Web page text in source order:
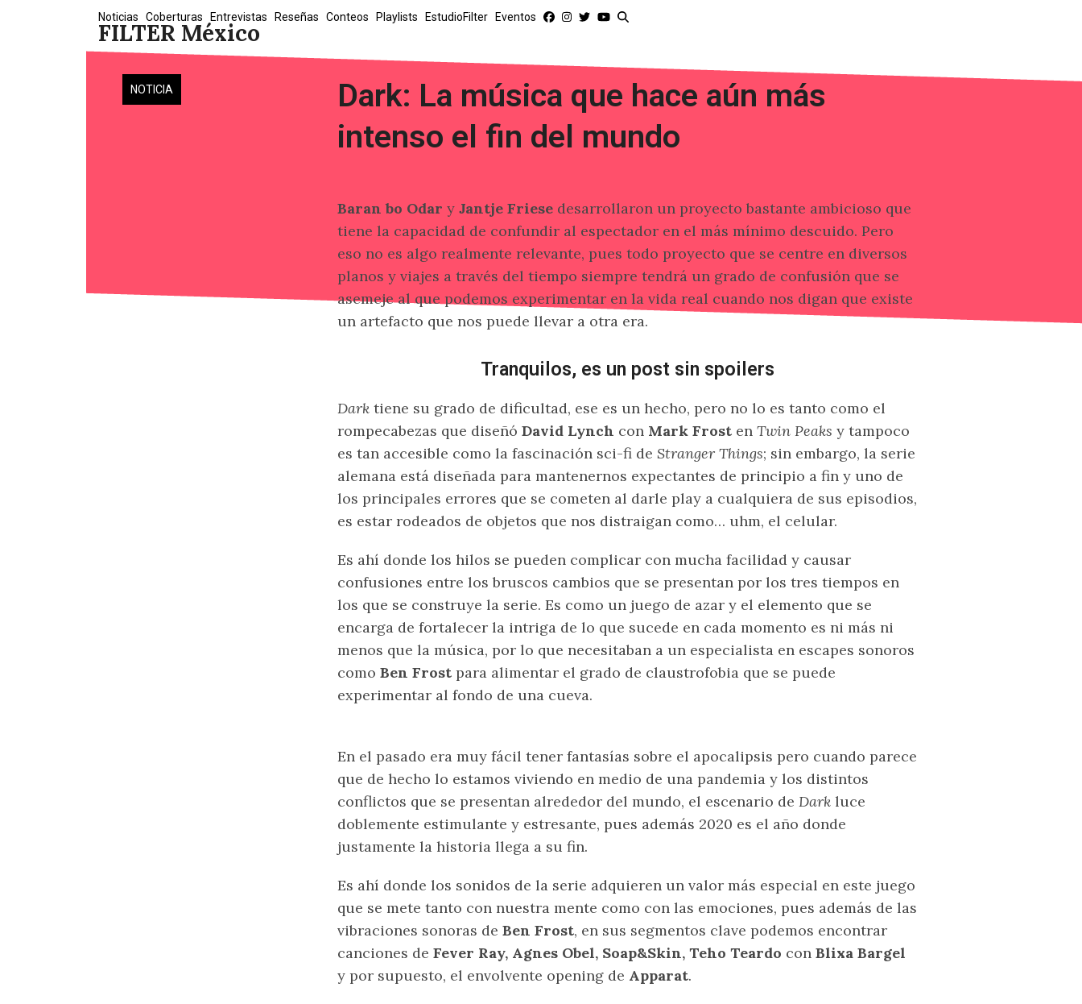
FILTER México
Noticias Coberturas Entrevistas Reseñas Conteos Playlists EstudioFilter Eventos
NOTICIA
Dark: La música que hace aún más
intenso el fin del mundo
Baran bo Odar y Jantje Friese desarrollaron un proyecto bastante ambicioso que
tiene la capacidad de confundir al espectador en el más mínimo descuido. Pero
eso no es algo realmente relevante, pues todo proyecto que se centre en diversos
planos y viajes a través del tiempo siempre tendrá un grado de confusión que se
asemeje al que podemos experimentar en la vida real cuando nos digan que existe
un artefacto que nos puede llevar a otra era.
Tranquilos, es un post sin spoilers
Dark tiene su grado de dificultad, ese es un hecho, pero no lo es tanto como el
rompecabezas que diseñó David Lynch con Mark Frost en Twin Peaks y tampoco
es tan accesible como la fascinación sci-fi de Stranger Things; sin embargo, la serie
alemana está diseñada para mantenernos expectantes de principio a fin y uno de
los principales errores que se cometen al darle play a cualquiera de sus episodios,
es estar rodeados de objetos que nos distraigan como… uhm, el celular.
Es ahí donde los hilos se pueden complicar con mucha facilidad y causar
confusiones entre los bruscos cambios que se presentan por los tres tiempos en
los que se construye la serie. Es como un juego de azar y el elemento que se
encarga de fortalecer la intriga de lo que sucede en cada momento es ni más ni
menos que la música, por lo que necesitaban a un especialista en escapes sonoros
como Ben Frost para alimentar el grado de claustrofobia que se puede
experimentar al fondo de una cueva.
En el pasado era muy fácil tener fantasías sobre el apocalipsis pero cuando parece
que de hecho lo estamos viviendo en medio de una pandemia y los distintos
conflictos que se presentan alrededor del mundo, el escenario de Dark luce
doblemente estimulante y estresante, pues además 2020 es el año donde
justamente la historia llega a su fin.
Es ahí donde los sonidos de la serie adquieren un valor más especial en este juego
que se mete tanto con nuestra mente como con las emociones, pues además de las
vibraciones sonoras de Ben Frost, en sus segmentos clave podemos encontrar
canciones de Fever Ray, Agnes Obel, Soap&Skin, Teho Teardo con Blixa Bargel
y por supuesto, el envolvente opening de Apparat.